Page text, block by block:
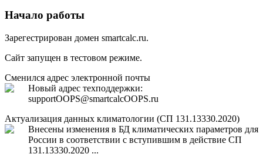
Начало работы
Зарегестрирован домен smartcalc.ru.
Сайт запущен в тестовом режиме.
Сменился адрес электронной почты
Новый адрес техподдержки:
supportOOPS@smartcalcOOPS.ru
Актуализация данных климатологии (СП 131.13330.2020)
Внесены изменения в БД климатических параметров для
России в соответствии с вступившим в действие СП
131.13330.2020 ...